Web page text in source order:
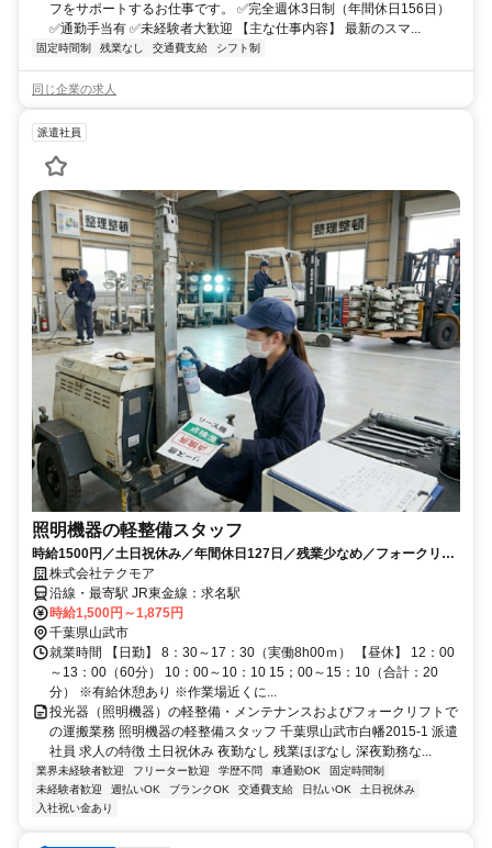
フをサポートするお仕事です。 ✅完全週休3日制（年間休日156日）
✅通勤手当有 ✅未経験者大歓迎 【主な仕事内容】 最新のスマ...
固定時間制 残業なし 交通費支給 シフト制
同じ企業の求人
派遣社員
照明機器の軽整備スタッフ
時給1500円／土日祝休み／年間休日127日／残業少なめ／フォークリフ
ト免許を活かせる／空調完備の休憩室あり
株式会社テクモア
沿線・最寄駅 JR東金線：求名駅
時給1,500円～1,875円
千葉県山武市
就業時間 【日勤】 8：30～17：30（実働8h00ｍ） 【昼休】 12：00
～13：00（60分） 10：00～10：10 15；00～15：10（合計：20
分） ※有給休憩あり ※作業場近くに...
投光器（照明機器）の軽整備・メンテナンスおよびフォークリフトで
の運搬業務 照明機器の軽整備スタッフ 千葉県山武市白幡2015-1 派遣
社員 求人の特徴 土日祝休み 夜勤なし 残業ほぼなし 深夜勤務な...
業界未経験者歓迎 フリーター歓迎 学歴不問 車通勤OK
固定時間制
未経験者歓迎
週払いOK ブランクOK 交通費支給 日払いOK
土日祝休み
入社祝い金あり